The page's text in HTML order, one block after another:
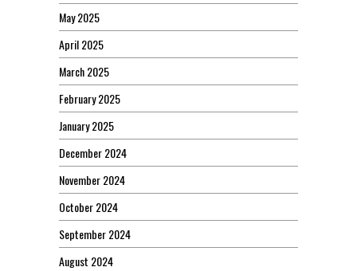
May 2025
April 2025
March 2025
February 2025
January 2025
December 2024
November 2024
October 2024
September 2024
August 2024